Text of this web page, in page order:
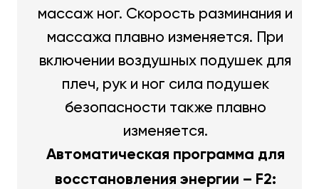
массаж ног. Скорость разминания и
массажа плавно изменяется. При
включении воздушных подушек для
плеч, рук и ног сила подушек
безопасности также плавно
изменяется.
Автоматическая программа для
восстановления энергии – F2: